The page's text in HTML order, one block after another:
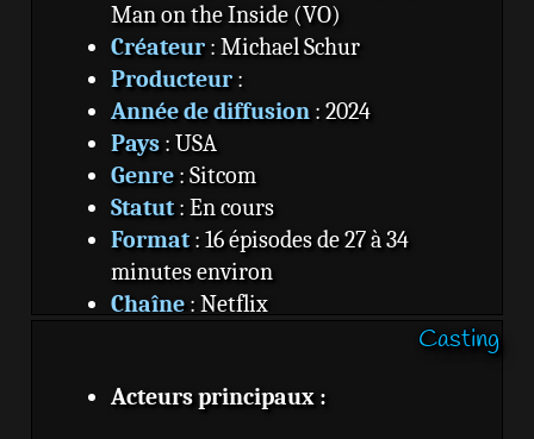
Man on the Inside (VO)
Créateur: Michael Schur
Producteur:
Année de diffusion: 2024
Pays: USA
Genre: Sitcom
Statut: En cours
Format: 16 épisodes de 27 à 34
minutes environ
Chaîne: Netflix
Casting
Acteurs principaux :